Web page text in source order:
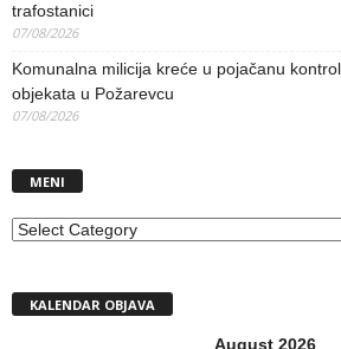
trafostanici
07/08/2026
Komunalna milicija kreće u pojačanu
objekata u Požarevcu
07/08/2026
MENI
MENI
KALENDAR OBJAVA
August 2026